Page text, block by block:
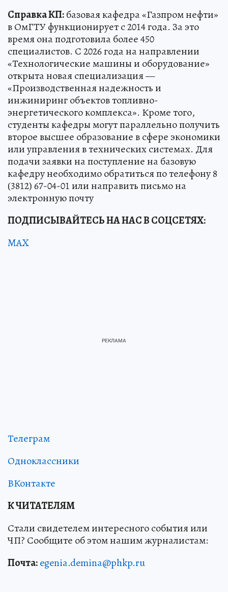
Справка КП:базовая кафедра «Газпром нефти»
в ОмГТУ функционирует с 2014 года. За это
время она подготовила более 450
специалистов. С 2026 года на направлении
«Технологические машины и оборудование»
открыта новая специализация —
«Производственная надежность и
инжиниринг объектов топливно-
энергетического комплекса». Кроме того,
студенты кафедры могут параллельно получить
второе высшее образование в сфере экономики
или управления в технических системах. Для
подачи заявки на поступление на базовую
кафедру необходимо обратиться по телефону 8
(3812) 67-04-01 или направить письмо на
электронную почту
ПОДПИСЫВАЙТЕСЬ НА НАС В СОЦСЕТЯХ:
MAX
Телеграм
Одноклассники
ВКонтакте
К ЧИТАТЕЛЯМ
Стали свидетелем интересного события или
ЧП? Сообщите об этом нашим журналистам:
Почта:egenia.demina@phkp.ru